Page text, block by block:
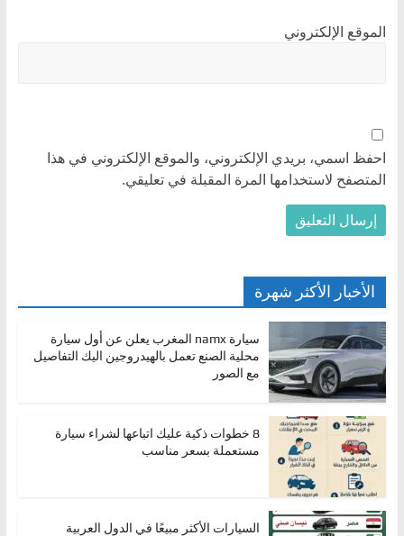
الموقع الإلكتروني
احفظ اسمي، بريدي الإلكتروني، والموقع الإلكتروني في هذا
المتصفح لاستخدامها المرة المقبلة في تعليقي.
الأخبار الأكثر شهرة
سيارة namx المغرب يعلن عن أول سيارة
محلية الصنع تعمل بالهيدروجين اليك التفاصيل
مع الصور
8 خطوات ذكية عليك اتباعها لشراء سيارة
مستعملة بسعر مناسب
السيارات الأكثر مبيعًا في الدول العربية